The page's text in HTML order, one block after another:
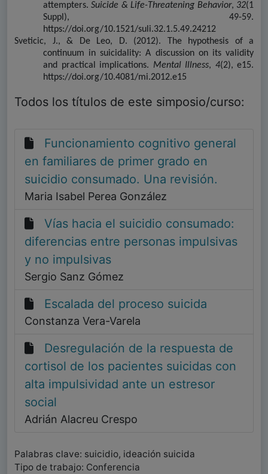
attempters.Suicide & Life-Threatening Behavior, 32(1
Suppl), 49-59.
https://doi.org/10.1521/suli.32.1.5.49.24212
Sveticic, J., & De Leo, D. (2012).
The hypothesis of a
continuum in suicidality: A discussion on its validity
and practical implications. Mental Illness, 4(2), e15.
https://doi.org/10.4081/mi.2012.e15
Todos los títulos de este simposio/curso:
Funcionamiento cognitivo general
en familiares de primer grado en
suicidio consumado. Una revisión.
Maria Isabel Perea González
Vías hacia el suicidio consumado:
diferencias entre personas impulsivas
y no impulsivas
Sergio Sanz Gómez
Escalada del proceso suicida
Constanza Vera-Varela
Desregulación de la respuesta de
cortisol de los pacientes suicidas con
alta impulsividad ante un estresor
social
Adrián Alacreu Crespo
Palabras clave: suicidio, ideación suicida
Tipo de trabajo: Conferencia